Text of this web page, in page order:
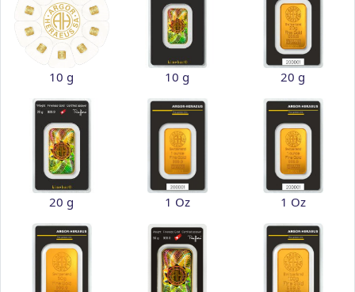
10 g 10 g 20 g
20 g 1 Oz 1 Oz